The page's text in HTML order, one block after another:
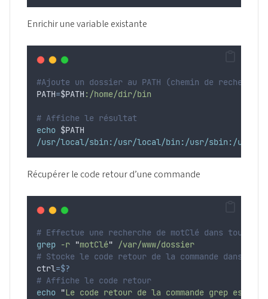
Enrichir une variable existante
#Ajoute un dossier au PATH (chemin de recherche
PATH=$PATH :/home/dir/bin
# Affiche le résultat
echo $PATH
/usr/local/sbin:/usr/local/bin:/usr/sbin:/usr/
Récupérer le code retour d’une commande
# Effectue une recherche de motClé dans tous
grep -r "motClé"
/var/www/dossier
# Stocke le code retour de la commande dans
ctrl=$?
# Affiche le code retour
echo "Le code retour de la commande grep est :